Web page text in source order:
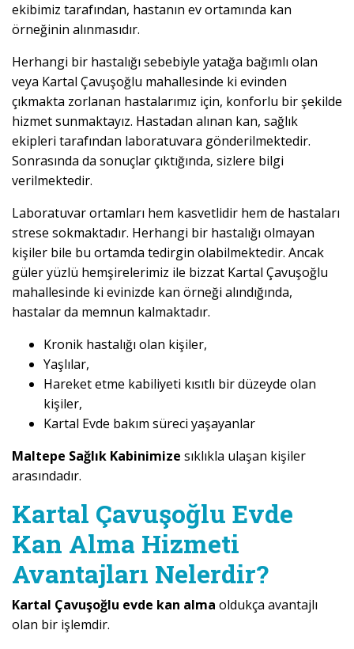
ekibimiz tarafından, hastanın ev ortamında kan
örneğinin alınmasıdır.
Herhangi bir hastalığı sebebiyle yatağa bağımlı olan
veya Kartal Çavuşoğlu mahallesinde ki evinden
çıkmakta zorlanan hastalarımız için, konforlu bir şekilde
hizmet sunmaktayız. Hastadan alınan kan, sağlık
ekipleri tarafından laboratuvara gönderilmektedir.
Sonrasında da sonuçlar çıktığında, sizlere bilgi
verilmektedir.
Laboratuvar ortamları hem kasvetlidir hem de hastaları
strese sokmaktadır. Herhangi bir hastalığı olmayan
kişiler bile bu ortamda tedirgin olabilmektedir. Ancak
güler yüzlü hemşirelerimiz ile bizzat Kartal Çavuşoğlu
mahallesinde ki evinizde kan örneği alındığında,
hastalar da memnun kalmaktadır.
Kronik hastalığı olan kişiler,
Yaşlılar,
Hareket etme kabiliyeti kısıtlı bir düzeyde olan
kişiler,
Kartal Evde bakım süreci yaşayanlar
Maltepe Sağlık Kabinimize sıklıkla ulaşan kişiler
arasındadır.
Kartal Çavuşoğlu Evde
Kan Alma Hizmeti
Avantajları Nelerdir?
Kartal Çavuşoğlu evde kan alma oldukça avantajlı
olan bir işlemdir.